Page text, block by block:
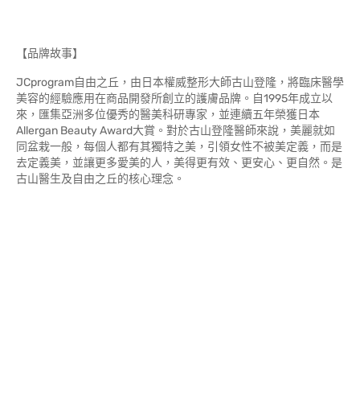
【品牌故事】
JCprogram自由之丘，由日本權威整形大師古山登隆，將臨床醫學
美容的經驗應用在商品開發所創立的護膚品牌。自1995年成立以
來，匯集亞洲多位優秀的醫美科研專家，並連續五年榮獲日本
Allergan Beauty Award大賞。對於古山登隆醫師來說，美麗就如
同盆栽一般，每個人都有其獨特之美，引領女性不被美定義，而是
去定義美，並讓更多愛美的人，美得更有效、更安心、更自然。是
古山醫生及自由之丘的核心理念。